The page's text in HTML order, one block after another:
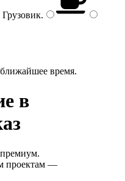
Грузовик.
время.
в
проектам —